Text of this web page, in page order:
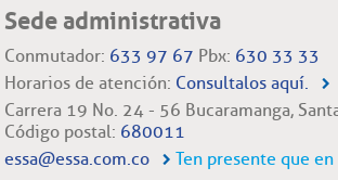
Sede administrativa
Conmutador: 633 97 67 Pbx: 630 33 33
Horarios de atención: Consultalos aquí.
Carrera 19 No. 24 - 56 Bucaramanga,
Código postal: 680011
essa@essa.com.co
Ten presente que